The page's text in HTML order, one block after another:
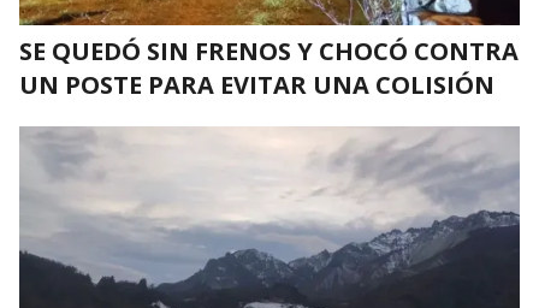
SE QUEDÓ SIN FRENOS Y CHOCÓ CONTRA
UN POSTE PARA EVITAR UNA COLISIÓN